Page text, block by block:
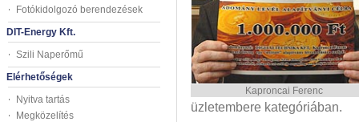
Fotókidolgozó berendezések
DIT-Energy Kft.
Szili Naperőmű
Elérhetőségek
Nyitva tartás
Megközelítés
Kaproncai Ferenc
üzletembere kategóriában.